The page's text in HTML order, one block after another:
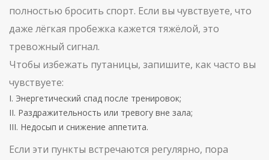
полностью бросить спорт. Если вы чувствуете, что
даже лёгкая пробежка кажется тяжёлой, это
тревожный сигнал.
Чтобы избежать путаницы, запишите, как часто вы
чувствуете:
Энергетический спад после тренировок;
Раздражительность или тревогу вне зала;
Недосып и снижение аппетита.
Если эти пункты встречаются регулярно, пора